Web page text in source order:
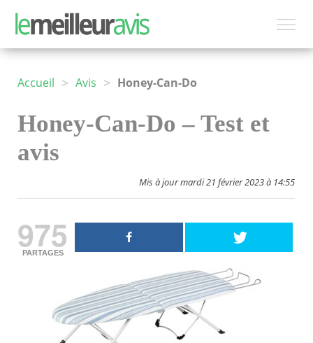
Accueil > Avis > Honey-Can-Do
Honey-Can-Do – Test et
avis
Mis à jour mardi 21 février 2023 à 14:55
975
PARTAGES